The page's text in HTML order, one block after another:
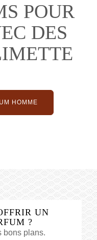
POUR
DES
HOMME
UN
?
bons plans.